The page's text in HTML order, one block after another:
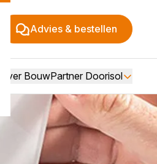
Advies & bestellen
Over BouwPartner Doorisol